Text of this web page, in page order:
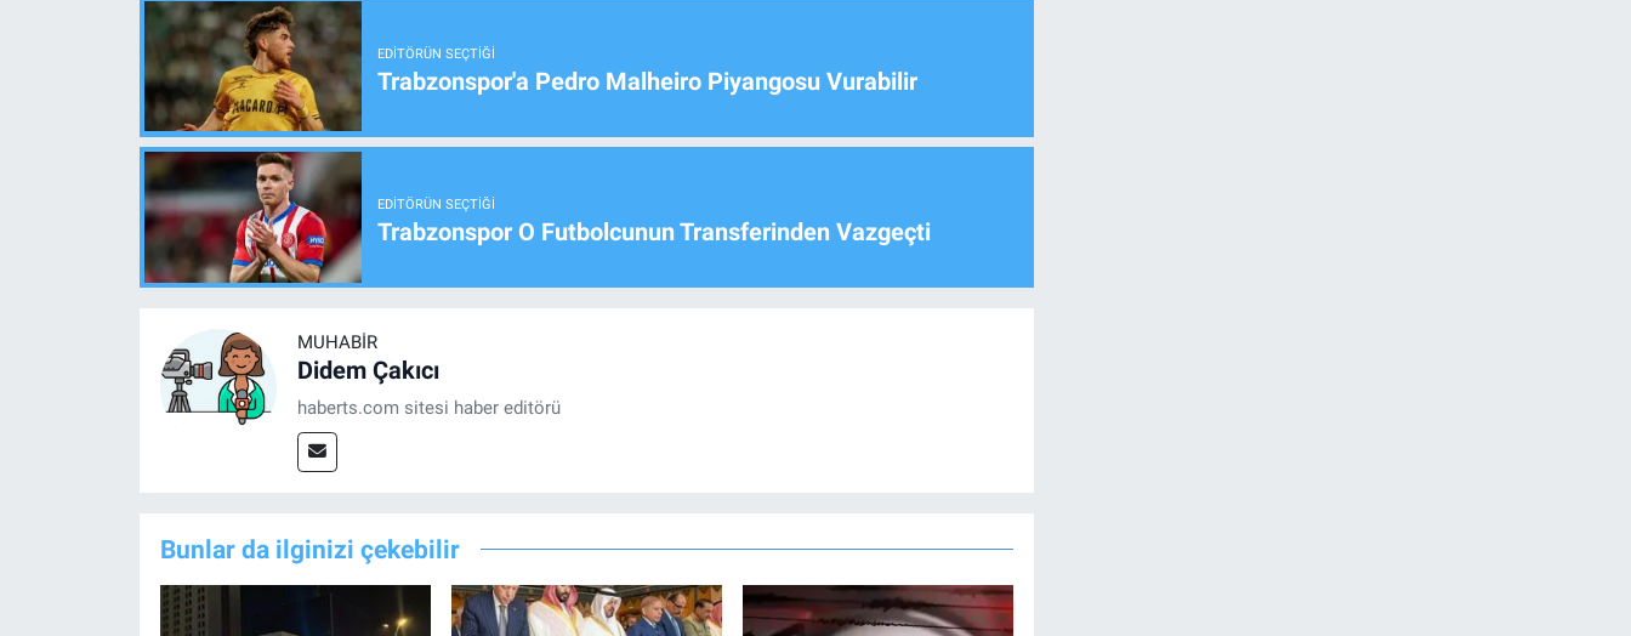
EDITÖRÜN SEÇTIĞI
Trabzonspor'a Pedro Malheiro Piyangosu Vurabilir
EDITÖRÜN SEÇTIĞI
Trabzonspor O Futbolcunun Transferinden Vazgeçti
MUHABIR
Didem Çakıcı
haberts.com sitesi haber editörü
Bunlar da ilginizi çekebilir